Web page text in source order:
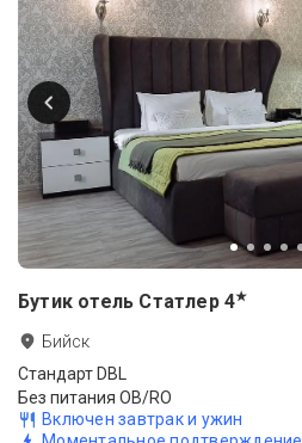
Бутик отель Статлер 4★
Бийск
Стандарт DBL
Без питания OB/RO
Включен завтрак и ужин